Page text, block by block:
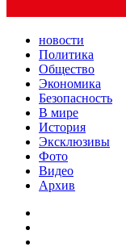
новости
Политика
Общество
Экономика
Безопасность
В мире
История
Эксклюзивы
Фото
Видео
Архив